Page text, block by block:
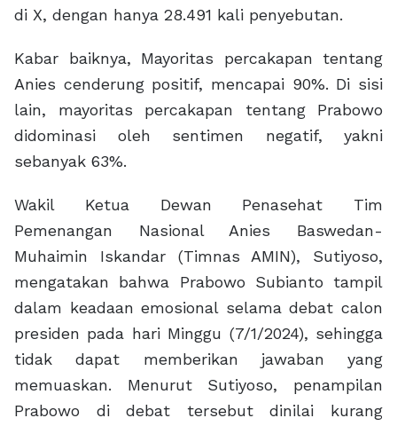
di X, dengan hanya 28.491 kali penyebutan.
Kabar baiknya, Mayoritas percakapan tentang
Anies cenderung positif, mencapai 90%. Di sisi
lain, mayoritas percakapan tentang Prabowo
didominasi oleh sentimen negatif, yakni
sebanyak 63%.
Wakil Ketua Dewan Penasehat Tim
Pemenangan Nasional Anies Baswedan-
Muhaimin Iskandar (Timnas AMIN), Sutiyoso,
mengatakan bahwa Prabowo Subianto tampil
dalam keadaan emosional selama debat calon
presiden pada hari Minggu (7/1/2024), sehingga
tidak dapat memberikan jawaban yang
memuaskan. Menurut Sutiyoso, penampilan
Prabowo di debat tersebut dinilai kurang